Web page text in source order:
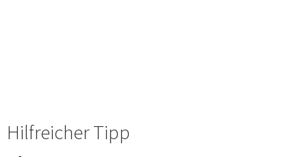
Hilfreicher Tipp